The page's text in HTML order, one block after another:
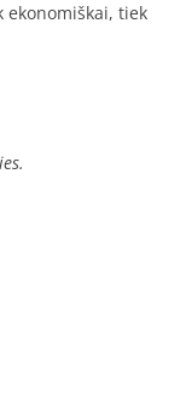
tiek